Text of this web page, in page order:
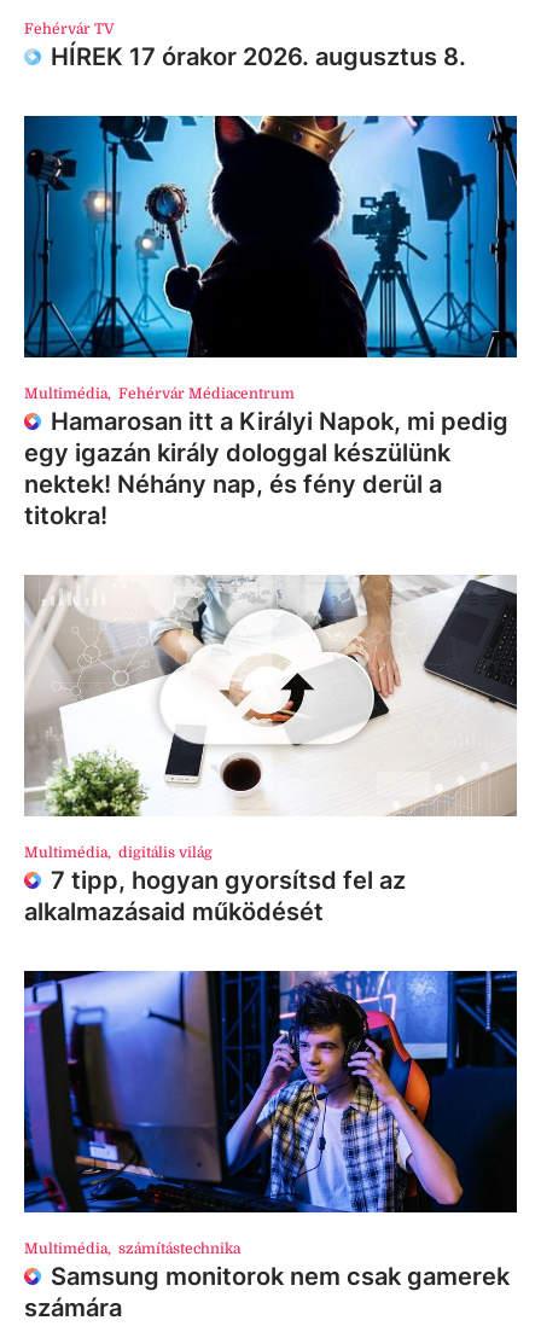
Fehérvár TV
HÍREK 17 órakor 2026. augusztus 8.
Multimédia, Fehérvár Médiacentrum
Hamarosan itt a Királyi Napok, mi pedig
egy igazán király dologgal készülünk
nektek! Néhány nap, és fény derül a
titokra!
Multimédia, digitális világ
7 tipp, hogyan gyorsítsd fel az
alkalmazásaid működését
Multimédia, számítástechnika
Samsung monitorok nem csak gamerek
számára